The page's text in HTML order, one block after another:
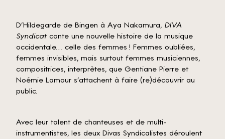
D’Hildegarde de Bingen à Aya Nakamura, DIVA
Syndicatconte une nouvelle histoire de la musique
occidentale… celle des femmes ! Femmes oubliées,
femmes invisibles, mais surtout femmes musiciennes,
compositrices, interprètes, que Gentiane Pierre et
Noémie Lamour s’attachent à faire (re)découvrir au
public.
Avec leur talent de chanteuses et de multi-
instrumentistes, les deux Divas Syndicalistes déroulent